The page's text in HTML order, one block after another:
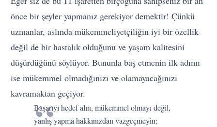
önce bir şeyler yapmanız gerekiyor demektir! Çünkü
uzmanlar, aslında mükemmeliyetçiliğin iyi bir özellik
değil de bir hastalık olduğunu ve yaşam kalitesini
düşürdüğünü söylüyor. Bununla baş etmenin ilk adımı
ise mükemmel olmadığınızı ve olamayacağınızı
kavramaktan geçiyor.
Başarıyı hedef alın, mükemmel olmayı değil,
yanlış yapma hakkınızdan vazgeçmeyin;